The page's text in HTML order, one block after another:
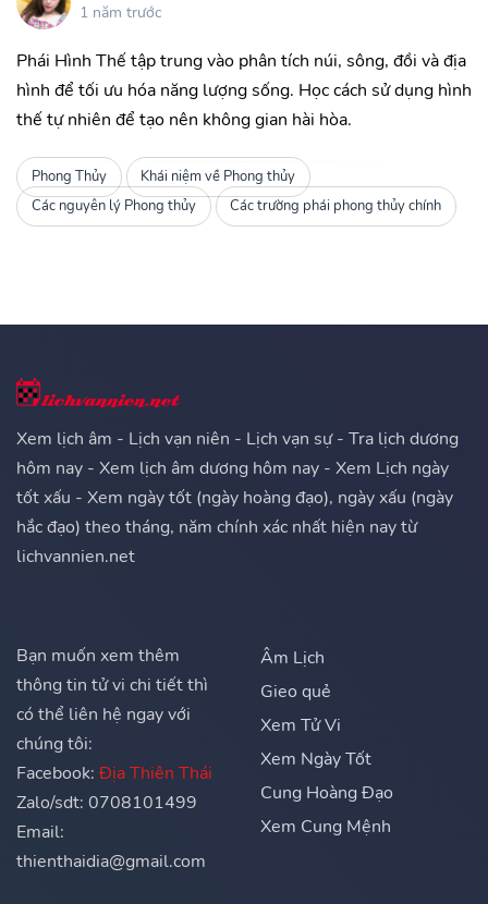
1 năm trước
Phái Hình Thế tập trung vào phân tích núi, sông, đồi và địa
hình để tối ưu hóa năng lượng sống. Học cách sử dụng hình
thế tự nhiên để tạo nên không gian hài hòa.
Phong Thủy
Khái niệm về Phong thủy
Các nguyên lý Phong thủy
Các trường phái phong thủy chính
Xem lịch âm - Lịch vạn niên - Lịch vạn sự - Tra lịch dương
hôm nay - Xem lịch âm dương hôm nay - Xem Lịch ngày
tốt xấu - Xem ngày tốt (ngày hoàng đạo), ngày xấu (ngày
hắc đạo) theo tháng, năm chính xác nhất hiện nay từ
lichvannien.net
Bạn muốn xem thêm
thông tin tử vi chi tiết thì
có thể liên hệ ngay với
chúng tôi:
Facebook: Địa Thiên Thái
Zalo/sdt: 0708101499
Email:
thienthaidia@gmail.com
Âm Lịch
Gieo quẻ
Xem Tử Vi
Xem Ngày Tốt
Cung Hoàng Đạo
Xem Cung Mệnh